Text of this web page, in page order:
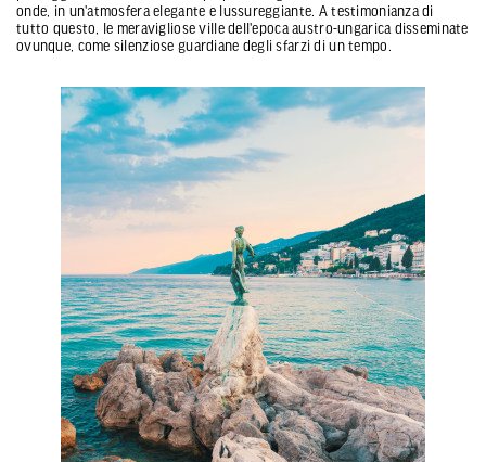
onde, in un'atmosfera elegante e lussureggiante. A testimonianza di
tutto questo, le meravigliose ville dell'epoca austro-ungarica disseminate
ovunque, come silenziose guardiane degli sfarzi di un tempo.